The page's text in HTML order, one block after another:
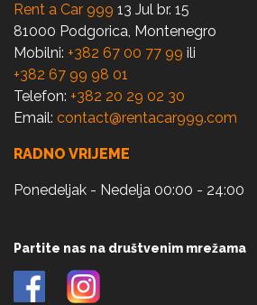
Rent a Car 999 13 Jul br. 15
81000 Podgorica, Montenegro
Mobilni: +382 67 00 77 99 ili
+382 67 99 98 01
Telefon: +382 20 29 02 30
Email: contact@rentacar999.com
RADNO VRIJEME
Ponedeljak - Nedelja 00:00 - 24:00
Partite nas na društvenim mrežama